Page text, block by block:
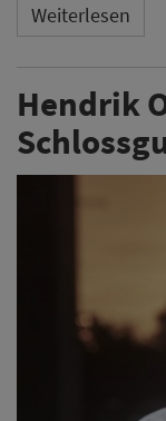
Weiterlesen
Hendrik